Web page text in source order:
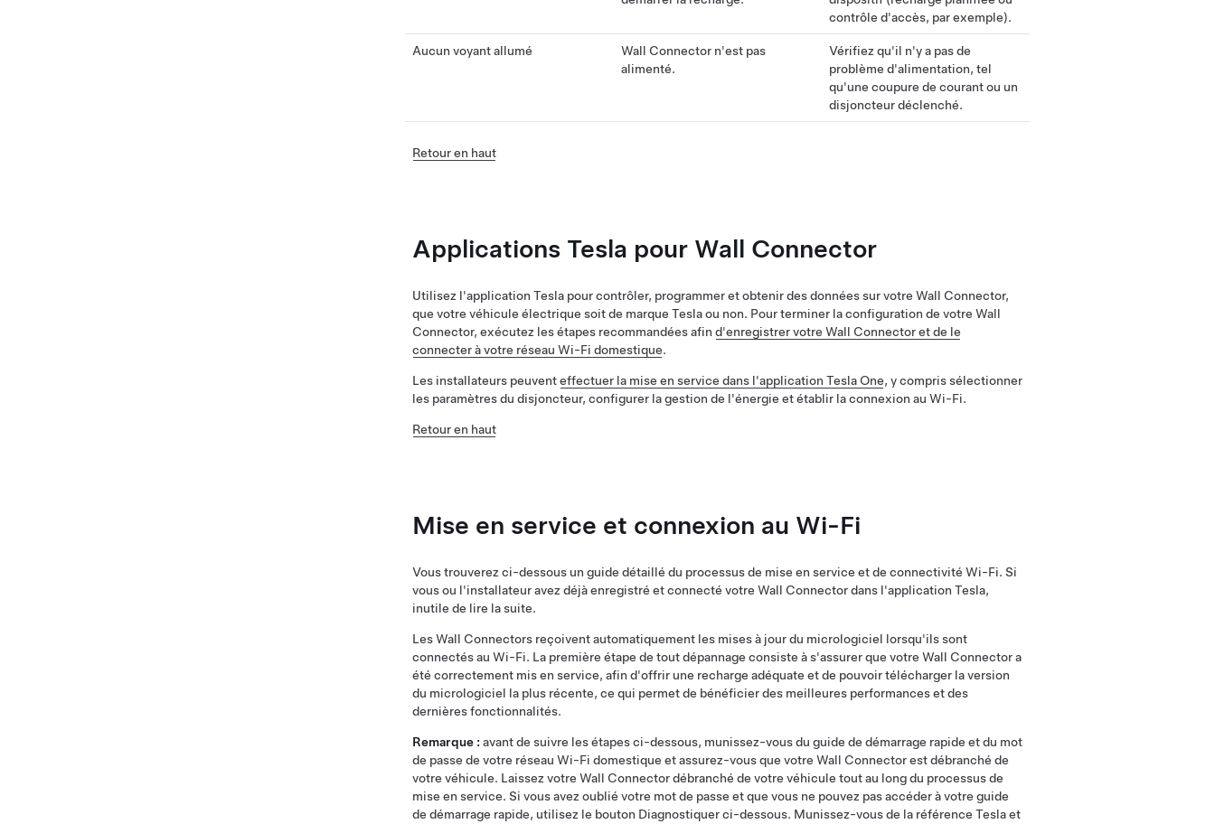
contrôle d'accès, par exemple).
Aucun voyant allumé
Wall Connector n'est pas
alimenté.
Vérifiez qu'il n'y a pas de
problème d'alimentation, tel
qu'une coupure de courant ou un
disjoncteur déclenché.
Retour en haut
Applications Tesla pour Wall Connector
Utilisez l'application Tesla pour contrôler, programmer et obtenir des données sur votre Wall Connector,
que votre véhicule électrique soit de marque Tesla ou non. Pour terminer la configuration de votre Wall
Connector, exécutez les étapes recommandées afin d'enregistrer votre Wall Connector et de le
connecter à votre réseau Wi-Fi domestique.
Les installateurs peuventeffectuer la mise en service dans l'application Tesla One, y compris sélectionner
les paramètres du disjoncteur, configurer la gestion de l'énergie et établir la connexion au Wi-Fi.
Retour en haut
Mise en service et connexion au Wi-Fi
Vous trouverez ci-dessous un guide détaillé du processus de mise en service et de connectivité Wi-Fi. Si
vous ou l'installateur avez déjà enregistré et connecté votre Wall Connector dans l'application Tesla,
inutile de lire la suite.
Les Wall Connectors reçoivent automatiquement les mises à jour du micrologiciel lorsqu'ils sont
connectés au Wi-Fi. La première étape de tout dépannage consiste à s'assurer que votre Wall Connector a
été correctement mis en service, afin d'offrir une recharge adéquate et de pouvoir télécharger la version
du micrologiciel la plus récente, ce qui permet de bénéficier des meilleures performances et des
dernières fonctionnalités.
Remarque : avant de suivre les étapes ci-dessous, munissez-vous du guide de démarrage rapide et du mot
de passe de votre réseau Wi-Fi domestique et assurez-vous que votre Wall Connector est débranché de
votre véhicule. Laissez votre Wall Connector débranché de votre véhicule tout au long du processus de
mise en service. Si vous avez oublié votre mot de passe et que vous ne pouvez pas accéder à votre guide
de démarrage rapide, utilisez le bouton Diagnostiquer ci-dessous. Munissez-vous de la référence Tesla et